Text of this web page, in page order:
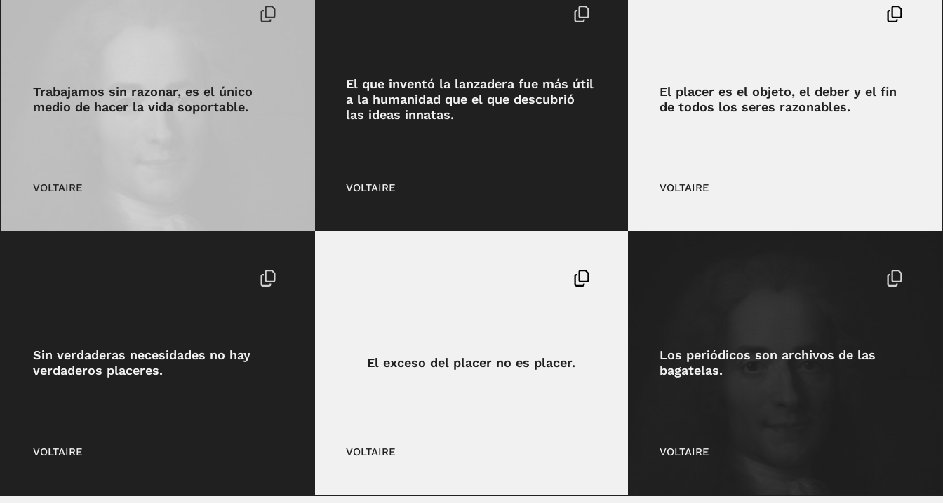
Trabajamos sin razonar, es el único
medio de hacer la vida soportable.
VOLTAIRE
El que inventó la lanzadera fue más útil
a la humanidad que el que descubrió
las ideas innatas.
VOLTAIRE
El placer es el objeto, el deber y el fin
de todos los seres razonables.
VOLTAIRE
Sin verdaderas necesidades no hay
verdaderos placeres.
VOLTAIRE
El exceso del placer no es placer.
VOLTAIRE
Los periódicos son archivos de las
bagatelas.
VOLTAIRE